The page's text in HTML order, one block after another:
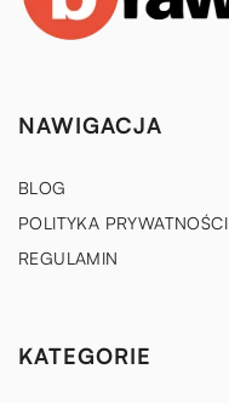
NAWIGACJA
BLOG
POLITYKA PRYWATNOŚCI
REGULAMIN
KATEGORIE